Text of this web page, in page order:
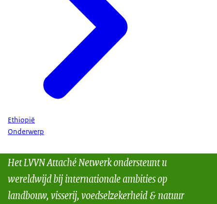
Ethiopië
Onderwerp
Het LVVN Attaché Netwerk ondersteunt u
wereldwijd bij internationale ambities op
landbouw, visserij, voedselzekerheid & natuur